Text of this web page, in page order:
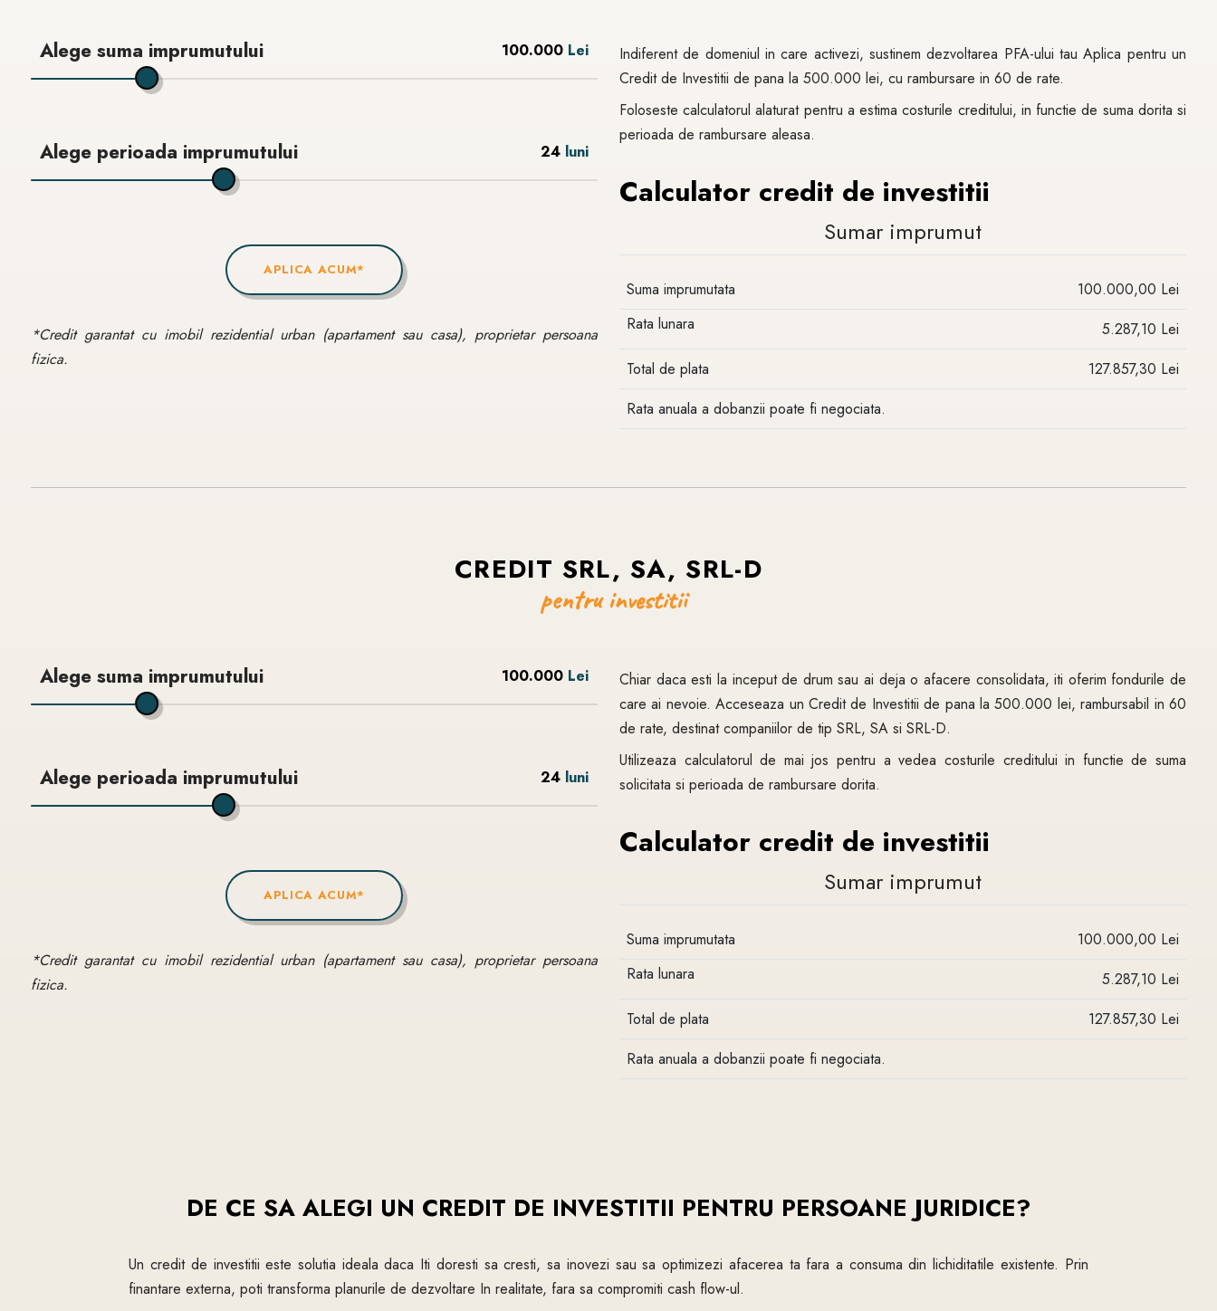
Alege suma imprumutului 100.000 Lei
Alege perioada imprumutului 24 luni
APLICA ACUM*
*Credit garantat cu imobil rezidential urban (apartament sau casa), proprietar persoana
fizica.
Indiferent de domeniul in care activezi, sustinem dezvoltarea PFA-ului tau Aplica pentru un
Credit de Investitii de pana la 500.000 lei, cu rambursare in 60 de rate.
Foloseste calculatorul alaturat pentru a estima costurile creditului, in functie de suma dorita si
perioada de rambursare aleasa.
Calculator credit de investitii
Sumar imprumut
Suma imprumutata
100.000,00 Lei
Rata lunara
5.287,10 Lei
Total de plata
127.857,30 Lei
Rata anuala a dobanzii poate fi negociata.
CREDIT SRL, SA, SRL-D
pentru investitii
Alege suma imprumutului 100.000 Lei
Alege perioada imprumutului 24 luni
APLICA ACUM*
*Credit garantat cu imobil rezidential urban (apartament sau casa), proprietar persoana
fizica.
Chiar daca esti la inceput de drum sau ai deja o afacere consolidata, iti oferim fondurile de
care ai nevoie. Acceseaza un Credit de Investitii de pana la 500.000 lei, rambursabil in 60
de rate, destinat companiilor de tip SRL, SA si SRL-D.
Utilizeaza calculatorul de mai jos pentru a vedea costurile creditului in functie de suma
solicitata si perioada de rambursare dorita.
Calculator credit de investitii
Sumar imprumut
Suma imprumutata
100.000,00 Lei
Rata lunara
5.287,10 Lei
Total de plata
127.857,30 Lei
Rata anuala a dobanzii poate fi negociata.
DE CE SA ALEGI UN CREDIT DE INVESTITII PENTRU PERSOANE JURIDICE?
Un credit de investitii este solutia ideala daca Iti doresti sa cresti, sa inovezi sau sa optimizezi afacerea ta fara a consuma din lichiditatile existente. Prin
finantare externa, poti transforma planurile de dezvoltare In realitate, fara sa compromiti cash flow-ul.